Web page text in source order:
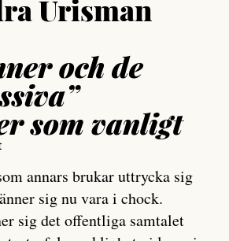
Urisman
och de
som vanligt
annars brukar uttrycka sig
sig nu vara i chock.
sig det offentliga samtalet